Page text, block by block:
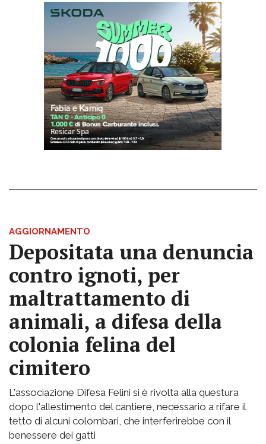
AGGIORNAMENTO
Depositata una denuncia
contro ignoti, per
maltrattamento di
animali, a difesa della
colonia felina del
cimitero
L'associazione Difesa Felini si è rivolta alla questura
dopo l'allestimento del cantiere, necessario a rifare il
tetto di alcuni colombari, che interferirebbe con il
benessere dei gatti